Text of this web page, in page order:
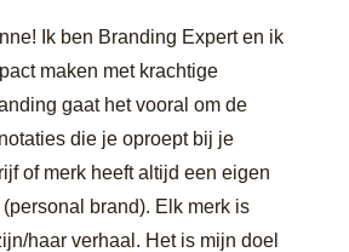
Ik ben Branding Expert en ik
maken met krachtige
gaat het vooral om de
die je oproept bij je
of merk heeft altijd een eigen
brand). Elk merk is
haar verhaal. Het is mijn doel